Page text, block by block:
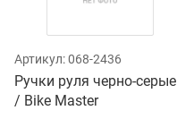
Артикул:068-2436
Ручки руля черно-серые
/ Bike Master